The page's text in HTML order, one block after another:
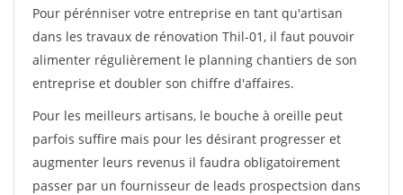
Pour pérénniser votre entreprise en tant qu'artisan
dans les travaux de rénovation Thil-01, il faut pouvoir
alimenter régulièrement le planning chantiers de son
entreprise et doubler son chiffre d'affaires.
Pour les meilleurs artisans, le bouche à oreille peut
parfois suffire mais pour les désirant progresser et
augmenter leurs revenus il faudra obligatoirement
passer par un fournisseur de leads prospectsion dans